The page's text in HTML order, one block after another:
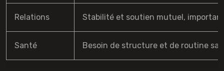
Relations Stabilité et soutien mutuel,
Santé Besoin de structure et de routine